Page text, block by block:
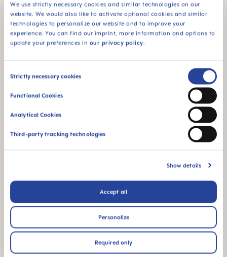
We use strictly necessary cookies and similar technologies on our
website. We would also like to activate optional cookies and similar
technologies to personalize our website and to improve your
experience. You can find our imprint, more information and options to
update your preferences in our privacy policy.
Consent
Strictly necessary cookies
Functional Cookies
Analytical Cookies
Third-party tracking technologies
Show details
Accept all
Personalize
Required only
Colic 320ml Biberón 4+
meses, 1 pieza
MAM Easy Start™ Anti-
Colic 160ml Biberón 0+
+3 colores